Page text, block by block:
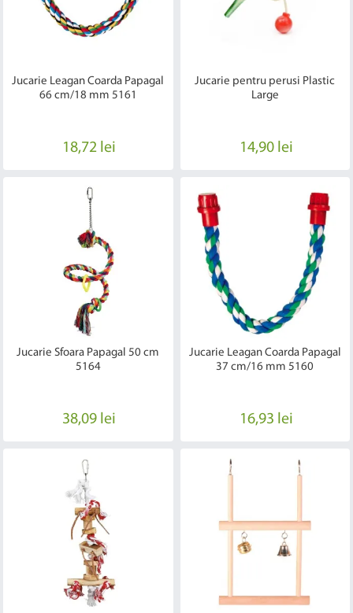
Jucarie Leagan Coarda Papagal
66 cm/18 mm 5161
18,72 lei
Jucarie pentru perusi Plastic
Large
14,90 lei
Jucarie Sfoara Papagal 50 cm
5164
38,09 lei
Jucarie Leagan Coarda Papagal
37 cm/16 mm 5160
16,93 lei